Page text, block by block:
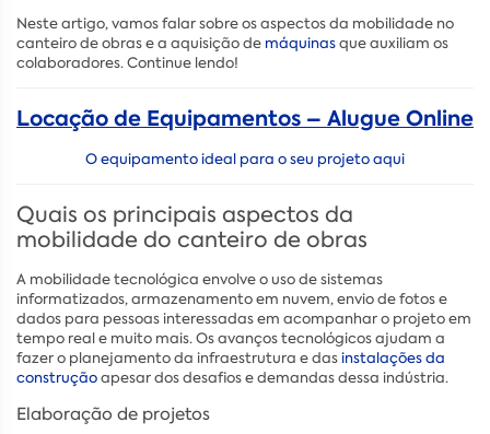
Neste artigo, vamos falar sobre os aspectos da mobilidade no
canteiro de obras e a aquisição de máquinasque auxiliam os
colaboradores. Continue lendo!
Locação de Equipamentos – Alugue Online
O equipamento ideal para o seu projeto aqui
Quais os principais aspectos da
mobilidade do canteiro de obras
A mobilidade tecnológica envolve o uso de sistemas
informatizados, armazenamento em nuvem, envio de fotos e
dados para pessoas interessadas em acompanhar o projeto em
tempo real e muito mais. Os avanços tecnológicos ajudam a
fazer o planejamento da infraestrutura e dasinstalações da
construçãoapesar dos desafios e demandas dessa indústria.
Elaboração de projetos